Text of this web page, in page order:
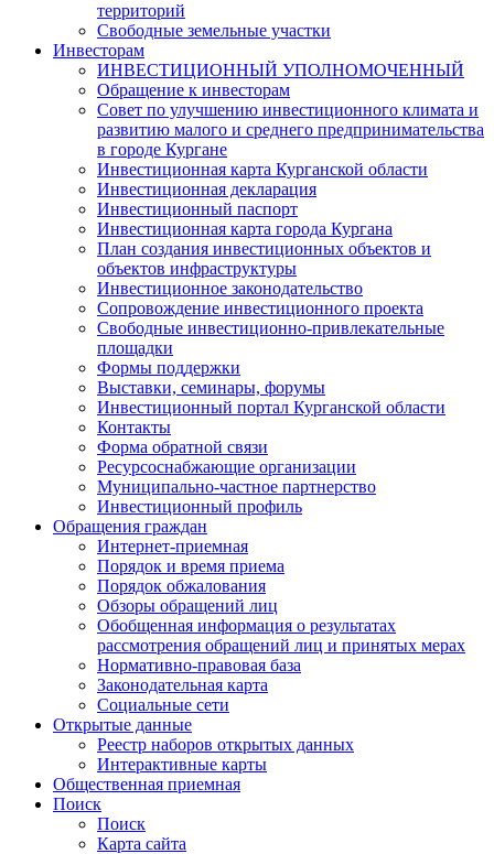
территорий
Свободные земельные участки
Инвесторам
ИНВЕСТИЦИОННЫЙ УПОЛНОМОЧЕННЫЙ
Обращение к инвесторам
Совет по улучшению инвестиционного климата и
развитию малого и среднего предпринимательства
в городе Кургане
Инвестиционная карта Курганской области
Инвестиционная декларация
Инвестиционный паспорт
Инвестиционная карта города Кургана
План создания инвестиционных объектов и
объектов инфраструктуры
Инвестиционное законодательство
Сопровождение инвестиционного проекта
Свободные инвестиционно-привлекательные
площадки
Формы поддержки
Выставки, семинары, форумы
Инвестиционный портал Курганской области
Контакты
Форма обратной связи
Ресурсоснабжающие организации
Муниципально-частное партнерство
Инвестиционный профиль
Обращения граждан
Интернет-приемная
Порядок и время приема
Порядок обжалования
Обзоры обращений лиц
Обобщенная информация о результатах
рассмотрения обращений лиц и принятых мерах
Нормативно-правовая база
Законодательная карта
Социальные сети
Открытые данные
Реестр наборов открытых данных
Интерактивные карты
Общественная приемная
Поиск
Поиск
Карта сайта